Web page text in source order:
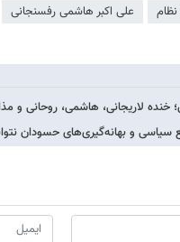
علی اکبر هاشمی رفسنجانی
لاریجانی، هاشمی، روحانی و
و بهانه‌گیری‌های حسودان